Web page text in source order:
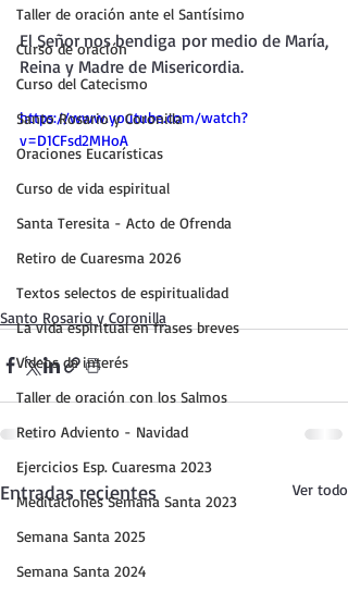
Taller de oración ante el Santísimo
Curso de oración
Curso del Catecismo
Santo Rosario y Coronilla
Oraciones Eucarísticas
Curso de vida espiritual
Santa Teresita - Acto de Ofrenda
Retiro de Cuaresma 2026
Textos selectos de espiritualidad
La vida espiritual en frases breves
Vídeos de interés
Taller de oración con los Salmos
Retiro Adviento - Navidad
Ejercicios Esp. Cuaresma 2023
Meditaciones Semana Santa 2023
Semana Santa 2025
Semana Santa 2024
El Señor nos bendiga por medio de María,
Reina y Madre de Misericordia.
https://www.youtube.com/watch?
v=D1CFsd2MHoA
Santo Rosario y Coronilla
Entradas recientes Ver todo